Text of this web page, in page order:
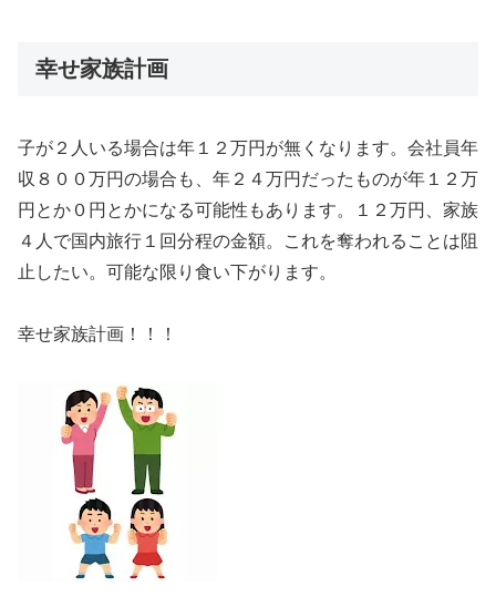
幸せ家族計画
子が２人いる場合は年１２万円が無くなります。会社員年
収８００万円の場合も、年２４万円だったものが年１２万
円とか０円とかになる可能性もあります。１２万円、家族
４人で国内旅行１回分程の金額。これを奪われることは阻
止したい。可能な限り食い下がります。
幸せ家族計画！！！